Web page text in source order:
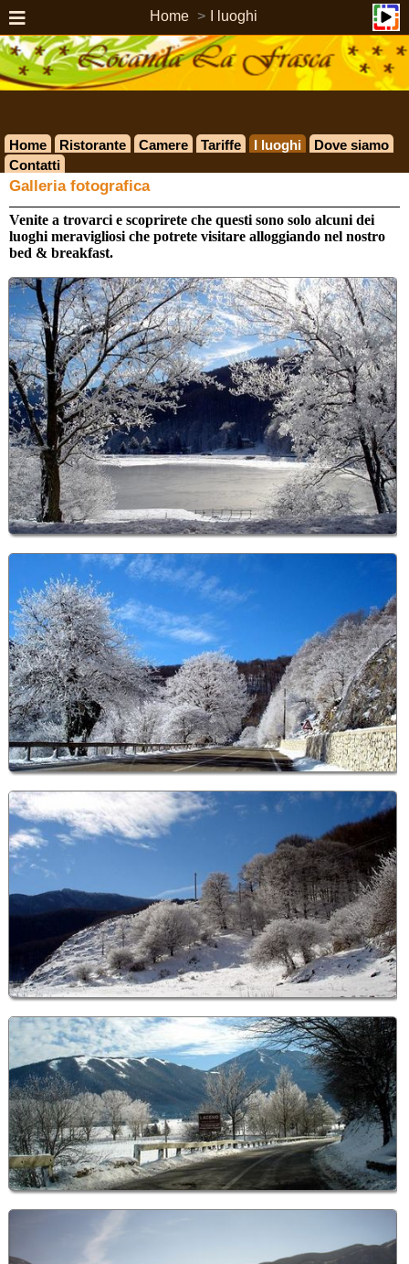
Home I luoghi
Home Ristorante Camere Tariffe I luoghi
Dove siamo
Contatti
Galleria fotografica
Venite a trovarci e scoprirete che questi sono solo alcuni dei
luoghi meravigliosi che potrete visitare alloggiando nel nostro
bed & breakfast.